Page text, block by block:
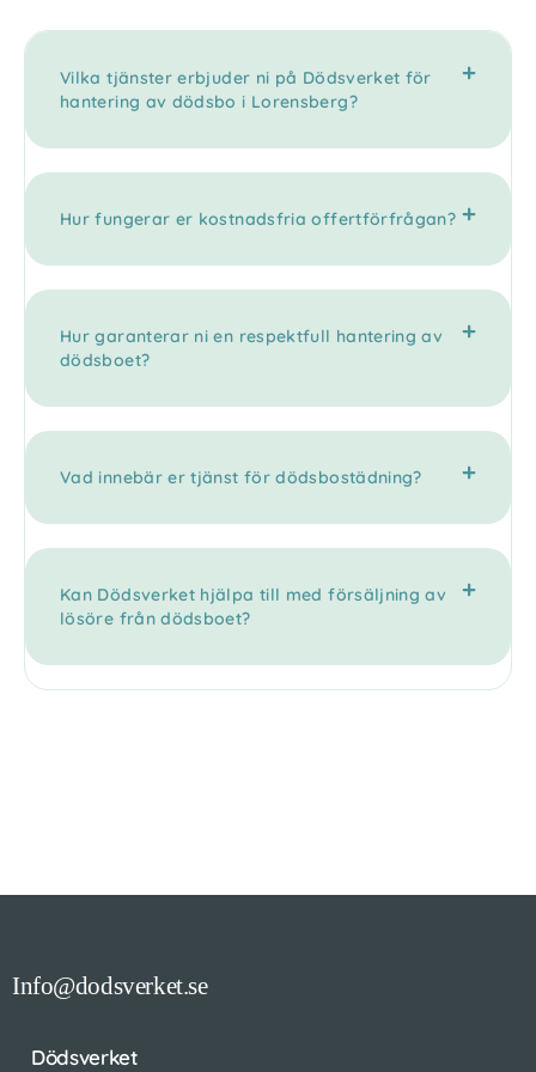
Vilka tjänster erbjuder ni på Dödsverket för
hantering av dödsbo i Lorensberg?
Hur fungerar er kostnadsfria offertförfrågan?
Hur garanterar ni en respektfull hantering av
dödsboet?
Vad innebär er tjänst för dödsbostädning?
Kan Dödsverket hjälpa till med försäljning av
lösöre från dödsboet?
Info@dodsverket.se
Dödsverket